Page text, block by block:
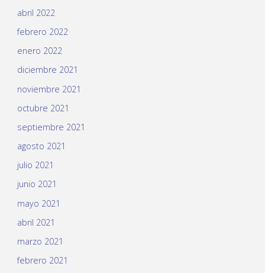
abril 2022
febrero 2022
enero 2022
diciembre 2021
noviembre 2021
octubre 2021
septiembre 2021
agosto 2021
julio 2021
junio 2021
mayo 2021
abril 2021
marzo 2021
febrero 2021